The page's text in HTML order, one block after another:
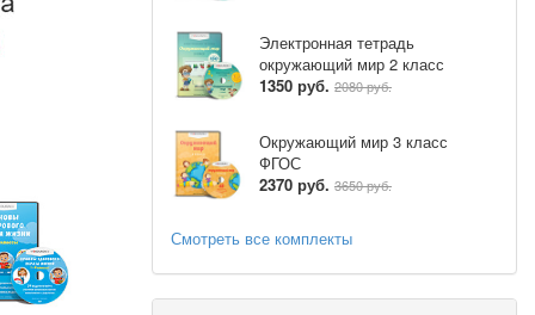
Электронная тетрадь
окружающий мир 2 класс
1350 руб. 2080 руб.
Окружающий мир 3 класс
ФГОС
2370 руб. 3650 руб.
Смотреть все комплекты